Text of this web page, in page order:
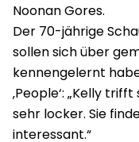
Noonan Gores.
Der 70-jährige
sollen sich über
kennengelernt
‚People‘: „Kelly
sehr locker. Sie
interessant.“